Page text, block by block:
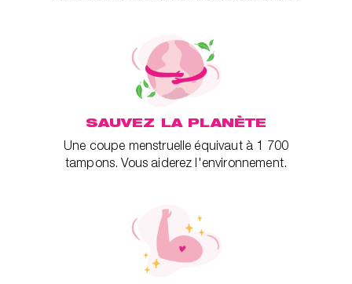
SAUVEZ LA PLANÈTE
Une coupe menstruelle équivaut à 1 700
tampons. Vous aiderez l'environnement.